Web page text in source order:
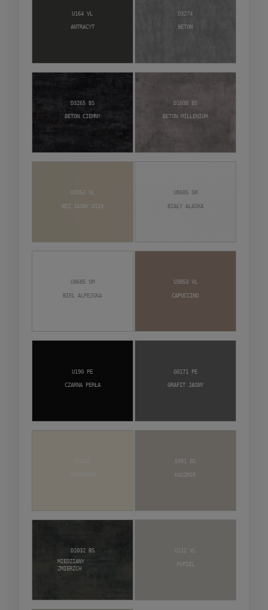
Antracyt
U164 VL
Beton
D3274
Beton Ciemny
D3265 BS
Beton Millenium
D1038 BS
Beż Jasny U119
U3053 VL
Biały Alaska
U8685 SM
Biel alpejska
U8685 SM
Capuccino
U3053 VL
Czarna Perła
U190 PE
Grafit jasny
G0171 PE
Kaszmir
5981 BS
Miedziany
zmierzch
D1032 BS
Popiel
U112 VL